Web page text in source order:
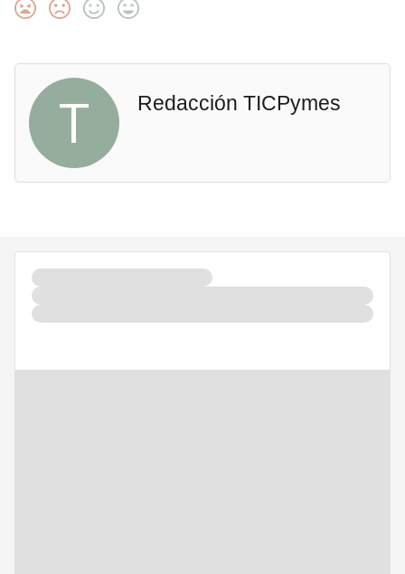
T Redacción TICPymes